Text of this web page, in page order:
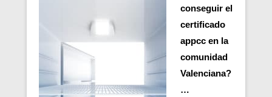
conseguir el
certificado
appcc en la
comunidad
Valenciana?
…